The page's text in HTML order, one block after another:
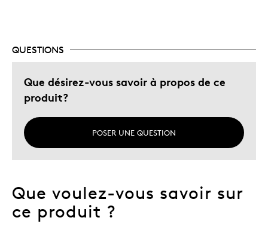
QUESTIONS
Que désirez-vous savoir à propos de ce
produit?
POSER UNE QUESTION
Que voulez-vous savoir sur
ce produit ?